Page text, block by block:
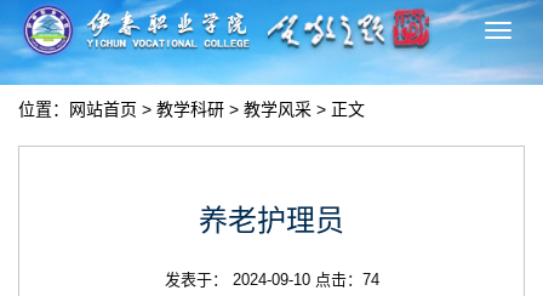
切
换
位置： 网站首页 > 教学科研 > 教学风采 > 正文
养老护理员
发表于： 2024-09-10 点击： 74